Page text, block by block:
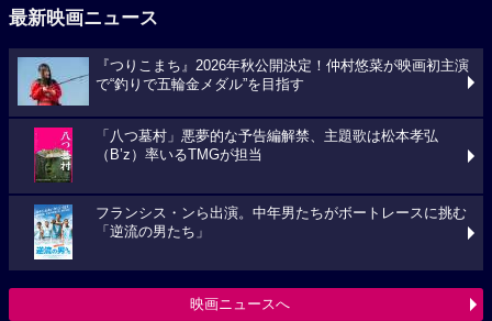
最新映画ニュース
『つりこまち』2026年秋公開決定！仲村悠菜が映画初主演
で“釣りで五輪金メダル”を目指す
「八つ墓村」悪夢的な予告編解禁、主題歌は松本孝弘
（B’z）率いるTMGが担当
フランシス・ンら出演。中年男たちがボートレースに挑む
「逆流の男たち」
映画ニュースへ